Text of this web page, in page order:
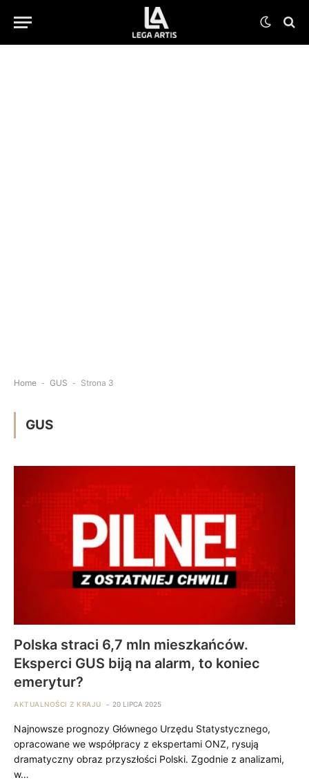
Home - GUS - Strona 3
GUS
Polska straci 6,7 mln mieszkańców.
Eksperci GUS biją na alarm, to koniec
emerytur?
AKTUALNOŚCI Z KRAJU 20 LIPCA 2025
Najnowsze prognozy Głównego Urzędu Statystycznego,
opracowane we współpracy z ekspertami ONZ, rysują
dramatyczny obraz przyszłości Polski. Zgodnie z analizami,
w…